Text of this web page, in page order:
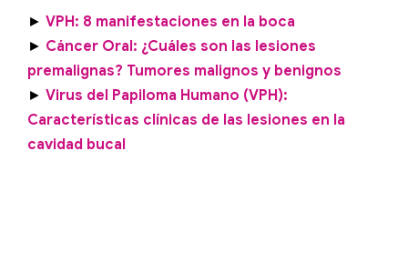
► VPH: 8 manifestaciones en la boca
► Cáncer Oral: ¿Cuáles son las lesiones
premalignas? Tumores malignos y benignos
► Virus del Papiloma Humano (VPH):
Características clínicas de las lesiones en la
cavidad bucal